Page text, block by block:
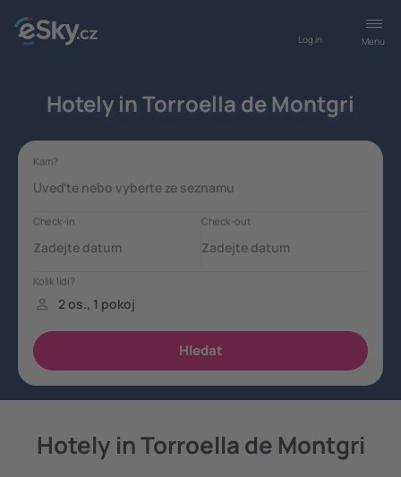
Menu
Log in
Hotely in Torroella de Montgri
Hotely in Torroella de Montgri